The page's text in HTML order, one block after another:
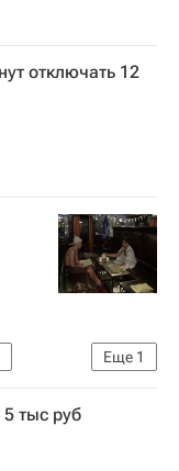
отключать 12
Еще 1
тыс руб